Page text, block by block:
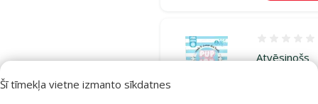
Šī tīmekļa vietne izmanto sīkdatnes
Atvēsinošs